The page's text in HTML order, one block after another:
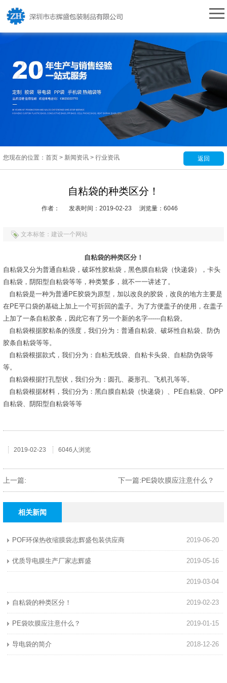
返回
您现在的位置：首页 > 新闻资讯 >行业资讯
自粘袋的种类区分！
作者： 发表时间：2019-02-23 浏览量：6046
文本标签：建设一个网站
自粘袋的种类区分！
自粘袋又分为普通自粘袋，破坏性胶粘袋，黑色膜自粘袋（快递袋），卡头
自粘袋，阴阳型自粘袋等等，种类繁多，就不一一讲述了。
自粘袋是一种为普通PE胶袋为原型，加以改良的胶袋，改良的地方主要是
在PE平口袋的基础上加上一个可折回的盖子。为了方便盖子的使用，在盖子
上加了一条自粘胶条，因此它有了另一个新的名字------自粘袋。
自粘袋根据胶粘条的强度，我们分为：普通自粘袋、破坏性自粘袋、防伪
胶条自粘袋等等。
自粘袋根据款式，我们分为：自粘无线袋、自粘卡头袋、自粘防伪袋等
等。
自粘袋根据打孔型状，我们分为：圆孔、菱形孔、飞机孔等等。
自粘袋根据材料，我们分为：黑白膜自粘袋（快递袋）、PE自粘袋、OPP
自粘袋、阴阳型自粘袋等等
2019-02-23 6046人浏览
上一篇: 下一篇:PE袋吹膜应注意什么？
相关新闻
POF环保热收缩膜袋志辉盛包装供应商 2019-06-20
优质导电膜生产厂家志辉盛 2019-05-16
2019-03-04
自粘袋的种类区分！ 2019-02-23
PE袋吹膜应注意什么？ 2019-01-15
导电袋的简介 2018-12-26